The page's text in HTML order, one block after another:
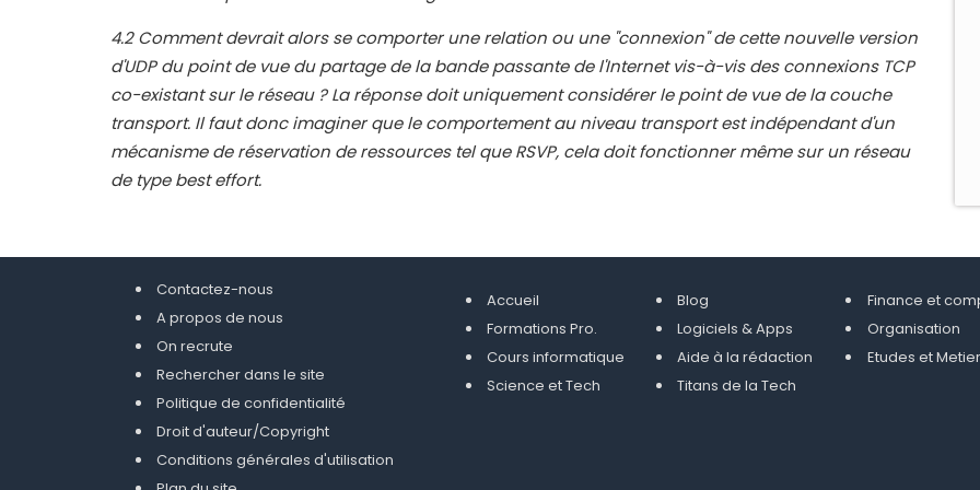
4.2 Comment devrait alors se comporter une relation ou une "connexion" de cettenouvelle version
d'UDP du point de vue du partage de la bande passante del'Internet vis-à-vis des connexions TCP
co-existant sur le réseau ? La réponse doituniquement considérer le point de vue de la couche
transport. Il faut doncimaginer que le comportement au niveau transport est indépendant d'un
mécanisme de réservation de ressources tel que RSVP, cela doit fonctionnermême sur un réseau
de type best effort.
Contactez-nous
A propos de nous
On recrute
Rechercher dans le site
Politique de confidentialité
Droit d'auteur/Copyright
Conditions générales d'utilisation
Accueil Blog
Finance et
Formations Pro.
Logiciels & Apps
Organisation
Cours informatique
Aide à la rédaction
Etudes et
Science et Tech
Titans de la Tech